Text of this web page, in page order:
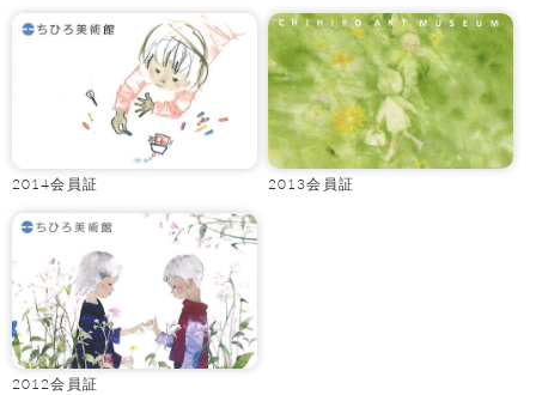
2014会員証 2013会員証
2012会員証